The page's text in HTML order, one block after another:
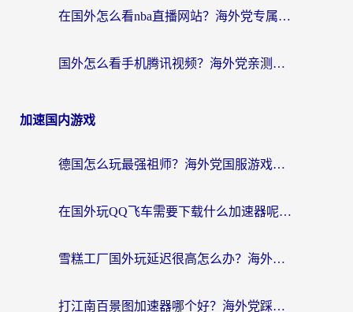
在国外怎么看nba直播网站？海外党专属体育观赛指南，告别地区限制！
国外怎么看手机腾讯视频？海外党亲测有效的追剧加速器选择指南
加速国内游戏
德国怎么玩最强祖师？海外党国服游戏加速器选择全攻略（附宝可梦Online实测）
在国外玩QQ飞车需要下载什么加速器呢？海外党亲测有效的国服游戏加速指南
雪糕工厂国外玩延迟很高怎么办？海外玩家国服游戏加速终极攻略（附实测推荐）
打江南百景图加速器哪个好？海外党踩坑N次后，终于找到不卡的秘诀